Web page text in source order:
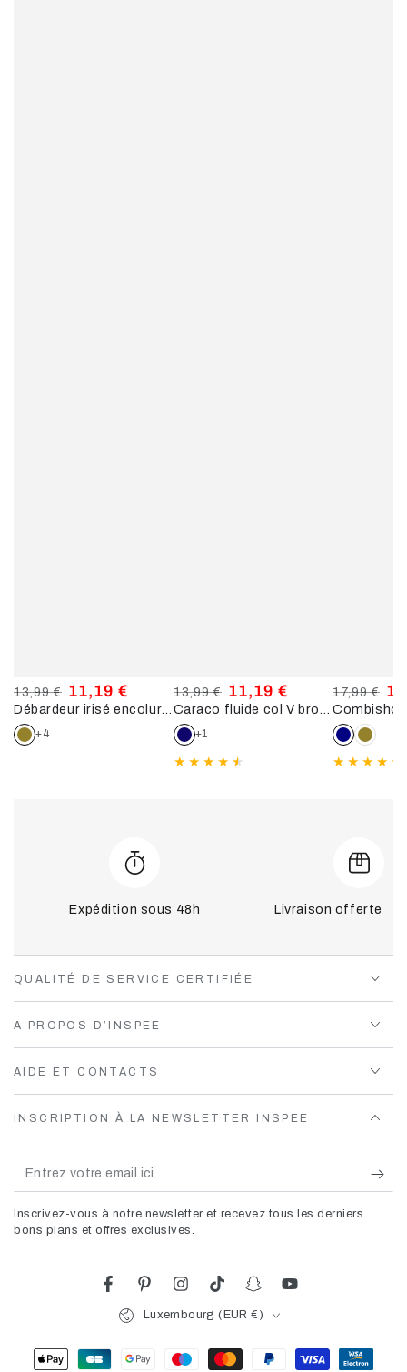
Prix
normal
13,99 €
Prix
11,19 €
+4
Prix
normal
13,99 €
Prix
11,19 €
+1
Prix
normal
17,99 €
Expédition sous 48h Livraison offerte
QUALITÉ DE SERVICE CERTIFIÉE
A PROPOS D’INSPEE
AIDE ET CONTACTS
INSCRIPTION À LA NEWSLETTER INSPEE
Entrez
votre
email
Inscrivez-vous à notre newsletter et recevez tous les derniers
bons plans et offres exclusives.
FacebookPinterestInstagramTikTokSnapchat
Luxembourg (EUR €)
Modes